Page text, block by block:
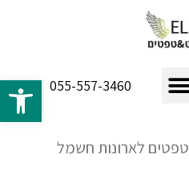
055-557-3460
טפטים לארונות חשמל